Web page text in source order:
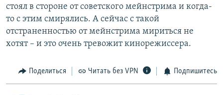
стоял в стороне от советского мейнстрима и когда-
то с этим смирялись. А сейчас с такой
отстраненностью от мейнстрима мириться не
хотят – и это очень тревожит кинорежиссера.
Поделиться Читать без VPN Подпишитесь